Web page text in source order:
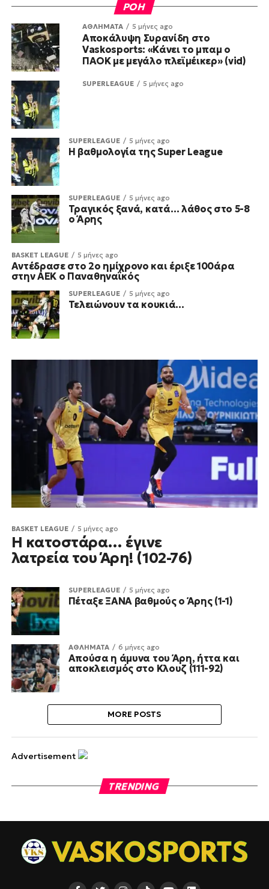
ΡΟΗ
ΑΘΛΗΜΑΤΑ 5 μήνες ago
Αποκάλυψη Συρανίδη στο
Vaskosports: «Κάνει το μπαμ ο
ΠΑΟΚ με μεγάλο πλεϊμέικερ» (vid)
SUPERLEAGUE 5 μήνες ago
SUPERLEAGUE 5 μήνες ago
Η βαθμολογία της Super League
SUPERLEAGUE 5 μήνες ago
Τραγικός ξανά, κατά… λάθος στο 5-8
ο Άρης
BASKET LEAGUE 5 μήνες ago
Αντέδρασε στο 2ο ημίχρονο και έριξε 100άρα
στην ΑΕΚ ο Παναθηναϊκός
SUPERLEAGUE 5 μήνες ago
Τελειώνουν τα κουκιά…
BASKET LEAGUE 5 μήνες ago
Η κατοστάρα… έγινε
λατρεία του Άρη! (102-76)
SUPERLEAGUE 5 μήνες ago
Πέταξε ΞΑΝΑ βαθμούς ο Άρης (1-1)
ΑΘΛΗΜΑΤΑ 6 μήνες ago
Απούσα η άμυνα του Άρη, ήττα και
αποκλεισμός στο Κλουζ (111-92)
MORE POSTS
Advertisement
TRENDING